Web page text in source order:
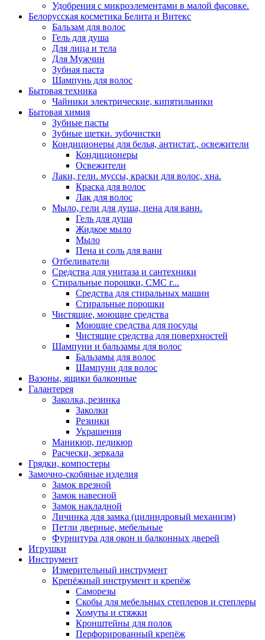
Удобрения с микроэлементами в малой фасовке.
Белорусская косметика Белита и Витекс
Бальзам для волос
Гель для душа
Для лица и тела
Для Мужчин
Зубная паста
Шампунь для волос
Бытовая техника
Чайники электрические, кипятильники
Бытовая химия
Зубные пасты
Зубные щетки. зубочистки
Кондиционеры для белья, антистат., освежители
Кондиционеры
Освежители
Лаки, гели. муссы, краски для волос, хна.
Краска для волос
Лак для волос
Мыло, гели для душа, пена для ванн.
Гель для душа
Жидкое мыло
Мыло
Пена и соль для ванн
Отбеливатели
Средства для унитаза и сантехники
Стиральные порошки, СМС г...
Средства для стиральных машин
Стиральные порошки
Чистящие, моющие средства
Моющие средства для посуды
Чистящие средства для поверхностей
Шампуни и бальзамы для волос
Бальзамы для волос
Шампуни для волос
Вазоны, ящики балконные
Галантерея
Заколка, резинка
Заколки
Резинки
Украшения
Маникюр, педикюр
Расчески, зеркала
Грядки, компостеры
Замочно-скобяные изделия
Замок врезной
Замок навесной
Замок накладной
Личинка для замка (цилиндровый механизм)
Петли дверные, мебельные
Фурнитура для окон и балконных дверей
Игрушки
Инструмент
Измерительный инструмент
Крепёжный инструмент и крепёж
Саморезы
Скобы для мебельных степлеров и степлеры
Хомуты и стяжки
Кронштейны для полок
Перфорированный крепёж